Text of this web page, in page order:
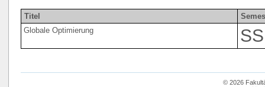
Titel
Globale Optimierung
© 2026